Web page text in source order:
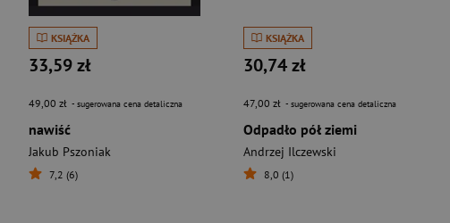
KSIĄŻKA
33,59 zł
49,00 zł - sugerowana cena detaliczna
nawiść
Jakub Pszoniak
7,2 (6)
KSIĄŻKA
30,74 zł
47,00 zł - sugerowana cena detaliczna
Odpadło pół ziemi
Andrzej Ilczewski
8,0 (1)